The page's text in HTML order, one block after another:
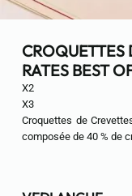
CROQUETTES
RATES BEST
X2
X3
Croquettes de
composée de 40 % de